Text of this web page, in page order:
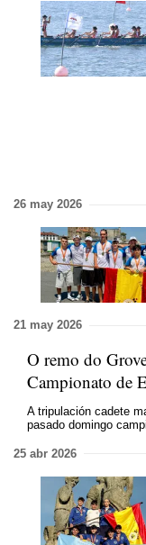
26 may 2026
21 may 2026
O remo do
Campionato de
A tripulación cadete
pasado domingo
25 abr 2026